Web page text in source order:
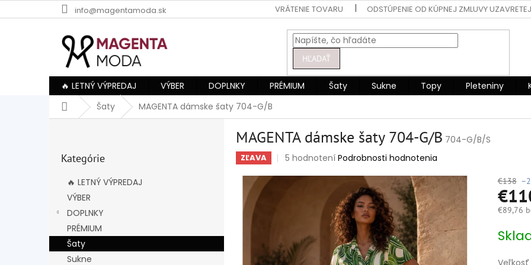
na
info@magentamoda.sk VRÁTENIE TOVARU ODSTÚPENIE OD KÚPNEJ ZMLUVY UZAVRETEJ
HĽADAŤ
🔥 LETNÝ VÝPREDAJ VÝBER DOPLNKY PRÉMIUM Šaty Sukne Topy Pleteniny
DomovŠaty MAGENTA dámske šaty 704-G/B
kategórie
Kategórie
🔥 LETNÝ VÝPREDAJ
VÝBER
DOPLNKY
PRÉMIUM
Šaty
Sukne
MAGENTA dámske šaty 704-G/B 704-G/B/S
ZĽAVA
Priemerné
produktu
hviezdičiek.
5 hodnotení Podrobnosti hodnotenia
€138
€89,76
cena: